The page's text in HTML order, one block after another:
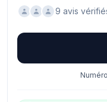
9 avis